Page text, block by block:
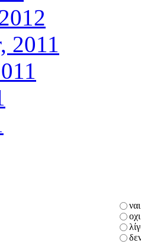
2011
ναι
οχι